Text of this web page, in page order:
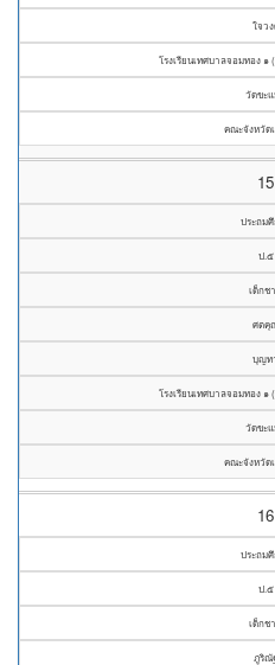
ใจว
โรงเรียนเทศบาลจอมทอง ๑
วัดขะ
คณะจังหวัด
15
ประถม
ป.๕
เด็กช
ศตคุ
บุญท
โรงเรียนเทศบาลจอมทอง ๑
วัดขะ
คณะจังหวัด
16
ประถม
ป.๕
เด็กช
ภูริณั